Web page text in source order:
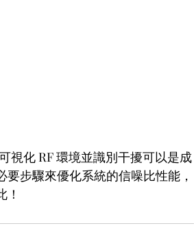
視化 RF 環境並識別干擾可以是成
步驟來優化系統的信噪比性能，